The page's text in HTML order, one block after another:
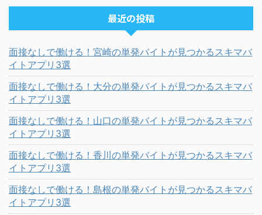
最近の投稿
面接なしで働ける！宮崎の単発バイトが見つかるスキマバ
イトアプリ3選
面接なしで働ける！大分の単発バイトが見つかるスキマバ
イトアプリ3選
面接なしで働ける！山口の単発バイトが見つかるスキマバ
イトアプリ3選
面接なしで働ける！香川の単発バイトが見つかるスキマバ
イトアプリ3選
面接なしで働ける！島根の単発バイトが見つかるスキマバ
イトアプリ3選